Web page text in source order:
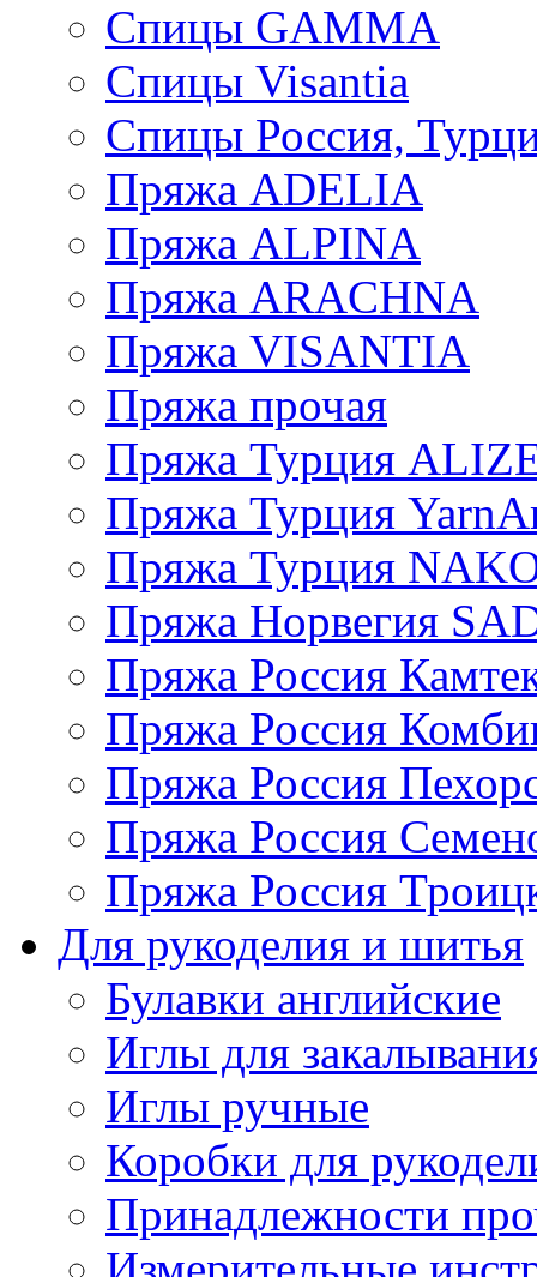
Спицы GAMMA
Спицы Visantia
Спицы Россия,
Пряжа ADELIA
Пряжа ALPINA
Пряжа ARACHNA
Пряжа VISANTIA
Пряжа прочая
Пряжа Турция
Пряжа Турция
Пряжа Турция
Пряжа Норвегия
Пряжа Россия
Пряжа Россия
Пряжа Россия
Пряжа Россия
Пряжа Россия
Для рукоделия и шитья
Булавки английские
Иглы для
Иглы ручные
Коробки для
Принадлежности